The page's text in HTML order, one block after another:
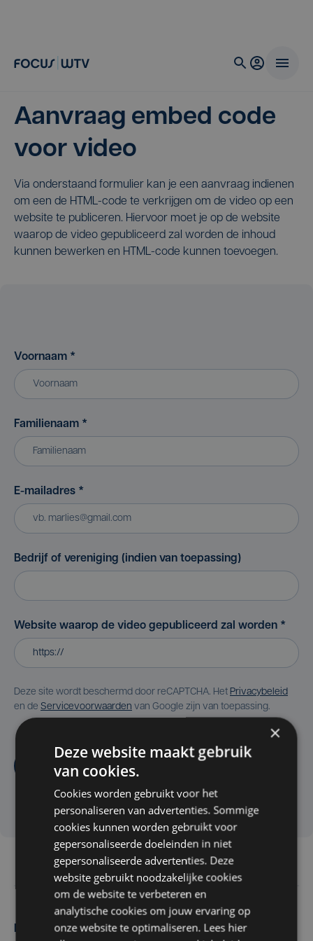
Aanvraag embed code
voor video
Via onderstaand formulier kan je een aanvraag indienen
om een de HTML-code te verkrijgen om de video op een
website te publiceren. Hiervoor moet je op de website
waarop de video gepubliceerd zal worden de inhoud
kunnen bewerken en HTML-code kunnen toevoegen.
Voornaam *
Familienaam *
E-mailadres *
Bedrijf of vereniging (indien van toepassing)
Website waarop de video gepubliceerd zal worden *
Deze site wordt beschermd door reCAPTCHA. Het Privacybeleid
en de Servicevoorwaarden van Google zijn van toepassing.
Aanvragen
Maak zelf het nieuws
×
Deze website maakt gebruik
van cookies.
Cookies worden gebruikt voor het
personaliseren van advertenties. Sommige
cookies kunnen worden gebruikt voor
gepersonaliseerde doeleinden in niet
gepersonaliseerde advertenties. Deze
website gebruikt noodzakelijke cookies
om de website te verbeteren en
analytische cookies om jouw ervaring op
onze website te optimaliseren. Lees hier